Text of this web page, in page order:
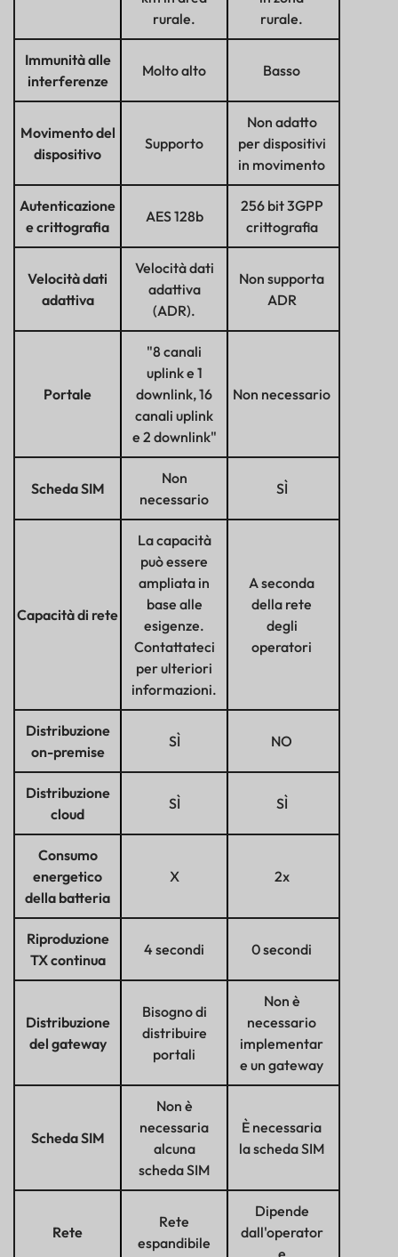
rurale.
rurale.
Immunità alle
interferenze
Molto alto Basso
Movimento del
dispositivo
Supporto
Non adatto
per dispositivi
in movimento
Autenticazione
e crittografia
AES 128b
256 bit3GPP
crittografia
Velocità dati
adattiva
Velocità dati
adattiva
(ADR).
Non supporta
ADR
Portale
"8 canali
uplink e 1
downlink, 16
canali uplink
e 2 downlink"
Non necessario
Scheda SIM
Non
necessario
SÌ
Capacità di rete
La capacità
può essere
ampliata in
base alle
esigenze.
Contattateci
per ulteriori
informazioni.
A seconda
della rete
degli
operatori
Distribuzione
on-premise
SÌ NO
Distribuzione
cloud
SÌ SÌ
Consumo
energetico
della batteria
X 2x
Riproduzione
TX continua
4 secondi 0 secondi
Distribuzione
del gateway
Bisogno di
distribuire
portali
Non è
necessario
implementar
e un gateway
Scheda SIM
Non è
necessaria
alcuna
scheda SIM
È necessaria
la scheda SIM
Rete
Rete
espandibile
Dipende
dall'operator